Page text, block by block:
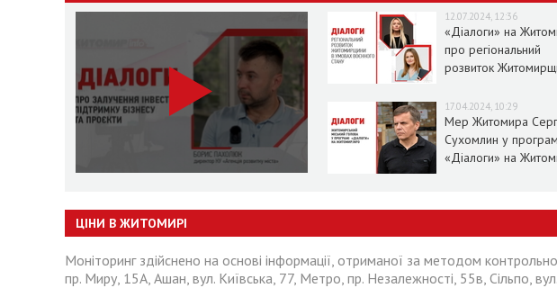
12.07.2024, 12:36
«Діалоги» на
про регіональний
розвиток
17.04.2024, 10:29
Мер Житомира
Сухомлин у
«Діалоги» на
ЦІНИ В ЖИТОМИРІ
Моніторинг здійснено на основі інформації, отриманої за методом
пр. Миру, 15А, Ашан, вул. Київська, 77, Метро, пр. Незалежності, 55в, Сільпо,